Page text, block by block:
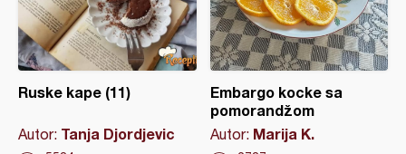
Ruske kape (11)
Autor: Tanja Djordjevic
Embargo kocke sa
pomorandžom
Autor: Marija K.